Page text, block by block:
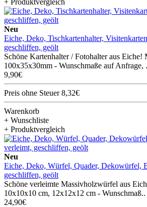
Neu
Eiche, Deko, Tischkartenhalter,
geschliffen, geölt
Schöne Kartenhalter / Fotohalter aus
100x35x30mm - Wunschmaße auf Anfrage,
9,90€
Preis ohne Steuer 8,32€
Warenkorb
+ Wunschliste
+ Produktvergleich
Neu
Eiche, Deko, Würfel, Quader, Dekowürfel,
geschliffen, geölt
Schöne verleimte Massivholzwürfel aus
10x10x10 cm, 12x12x12 cm - Wunschmaß..
24,90€